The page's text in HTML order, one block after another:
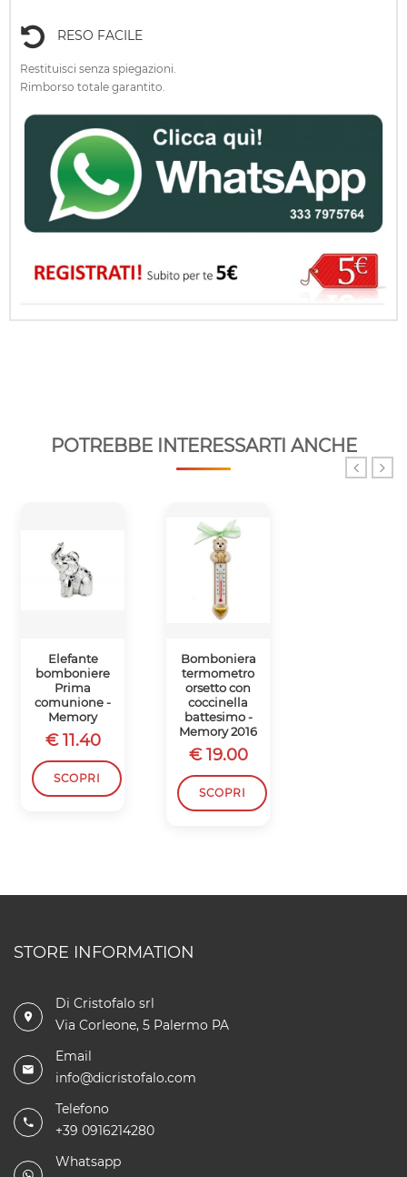
RESO FACILE
Restituisci senza spiegazioni.
Rimborso totale garantito.
POTREBBE INTERESSARTI ANCHE
Elefante
bomboniere
Prima
comunione -
Memory
€ 11.40
SCOPRI
Bomboniera
termometro
orsetto con
coccinella
battesimo -
Memory 2016
€ 19.00
SCOPRI
STORE INFORMATION
Di Cristofalo srl
Via Corleone, 5 Palermo PA
Email
info@dicristofalo.com
Telefono
+39 0916214280
Whatsapp